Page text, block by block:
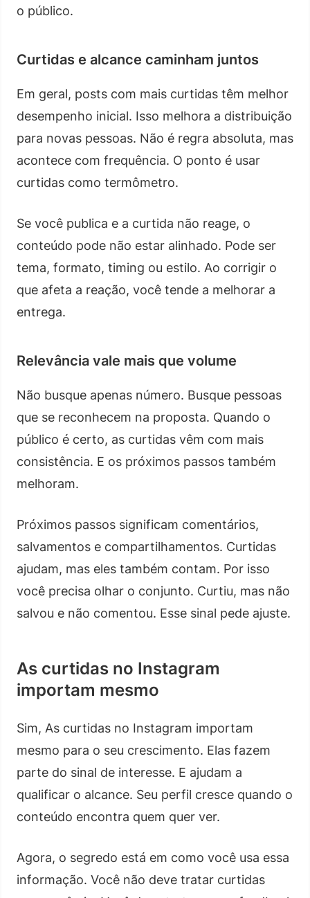
o público.
Curtidas e alcance caminham juntos
Em geral, posts com mais curtidas têm melhor
desempenho inicial. Isso melhora a distribuição
para novas pessoas. Não é regra absoluta, mas
acontece com frequência. O ponto é usar
curtidas como termômetro.
Se você publica e a curtida não reage, o
conteúdo pode não estar alinhado. Pode ser
tema, formato, timing ou estilo. Ao corrigir o
que afeta a reação, você tende a melhorar a
entrega.
Relevância vale mais que volume
Não busque apenas número. Busque pessoas
que se reconhecem na proposta. Quando o
público é certo, as curtidas vêm com mais
consistência. E os próximos passos também
melhoram.
Próximos passos significam comentários,
salvamentos e compartilhamentos. Curtidas
ajudam, mas eles também contam. Por isso
você precisa olhar o conjunto. Curtiu, mas não
salvou e não comentou. Esse sinal pede ajuste.
As curtidas no Instagram
importam mesmo
Sim, As curtidas no Instagram importam
mesmo para o seu crescimento. Elas fazem
parte do sinal de interesse. E ajudam a
qualificar o alcance. Seu perfil cresce quando o
conteúdo encontra quem quer ver.
Agora, o segredo está em como você usa essa
informação. Você não deve tratar curtidas